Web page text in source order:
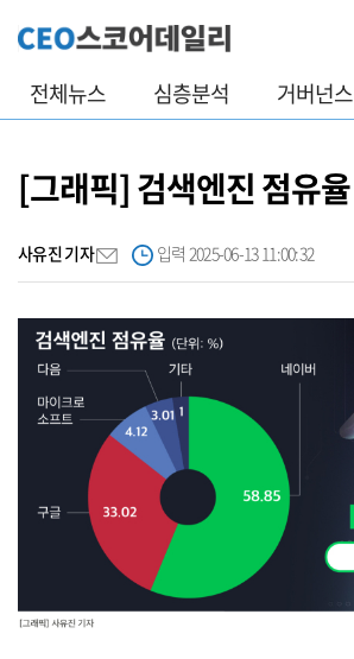
전체뉴스 심층분석 거버넌스
[그래픽] 검색엔진 점유율
사유진 기자 입력 2025-06-13 11:00:32